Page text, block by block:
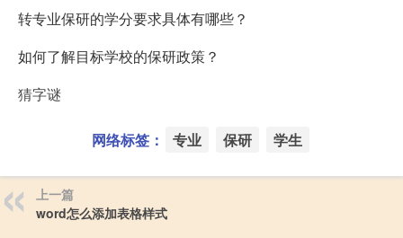
转专业保研的学分要求具体有哪些？
如何了解目标学校的保研政策？
猜字谜
网络标签： 专业 保研 学生
上一篇
word怎么添加表格样式